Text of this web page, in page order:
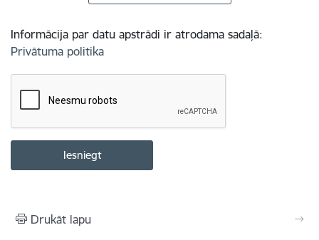
Informācija par datu apstrādi ir atrodama sadaļā:
Privātuma politika
Drukāt lapu